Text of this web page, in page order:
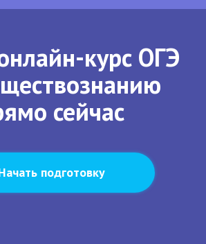
курс ОГЭ
сейчас
подготовку